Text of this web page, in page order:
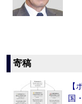
寄稿
【
国